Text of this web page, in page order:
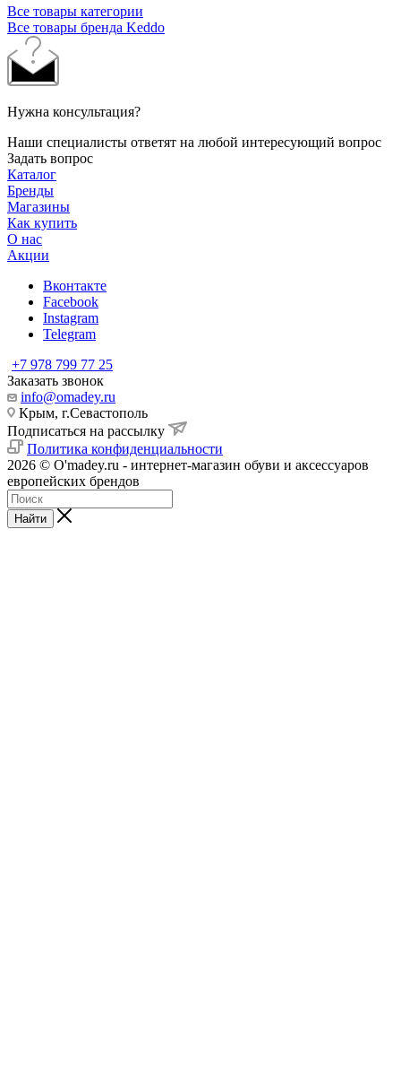
Все товары категории
Все товары бренда Keddo
Нужна консультация?
Наши специалисты ответят на любой интересующий вопрос
Задать вопрос
Каталог
Бренды
Магазины
Как купить
О нас
Акции
Вконтакте
Facebook
Instagram
Telegram
+7 978 799 77 25
Заказать звонок
info@omadey.ru
Крым, г.Севастополь
Подписаться на рассылку
Политика конфиденциальности
2026 © O'madey.ru - интернет-магазин обуви и аксессуаров
европейских брендов
Найти